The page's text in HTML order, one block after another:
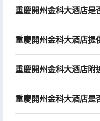
重慶開州金科大酒店是
重慶開州金科大酒店提
重慶開州金科大酒店附
重慶開州金科大酒店是